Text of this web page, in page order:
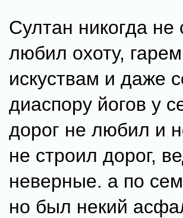
Султан никогда не
любил охоту,
искуствам и даже
диаспору йогов у
дорог не любил и
не строил дорог,
неверные. а по
но был некий